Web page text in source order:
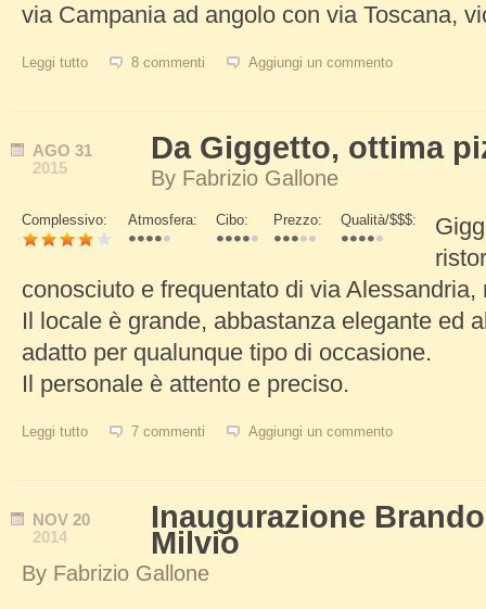
via Campania ad angolo con via Toscana,
Leggi tutto su Il pomodorino, ristorante di Roma comodo ed affidabile
8 commenti Aggiungi un commento
AGO 31
2015
Da Giggetto, ottima
By Fabrizio Gallone
Schede Verticali
Complessivo: Atmosfera: Cibo: Prezzo: Qualità/$$$:
conosciuto e frequentato di via
Il locale è grande, abbastanza elegante ed
adatto per qualunque tipo di occasione.
Il personale è attento e preciso.
Leggi tutto su Da Giggetto, ottima pizza romana
7 commenti Aggiungi un commento
NOV 20
2014
Inaugurazione
Milvio
By Fabrizio Gallone